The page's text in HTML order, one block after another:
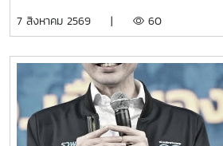
ส่งเสริมการจัดการเรียนรู้ผ่าน สหกิจศึกษ
ห้องเรียนสู่การปฏิบัติงานจริง เพื่อผลิ
ตามความต้องการของสถานประกอบกา
กำลังสำคัญในการพัฒนาประเทศในอนา
มหาวิทยาลัยแม่โจ้ ให้การต้อนรับคณะครูแ
แนะแนวทางการศึกษาต่อระดับอุดมศึกษ
จัดการเรียนการสอนและห้องปฏิบัติการ
ทัศน์ สร้างแรงบันดาลใจ และส่งเสริมกา
พลังงานทดแทนและนวัตกรรมพลังงานใ
7 สิงหาคม 2569 | 60